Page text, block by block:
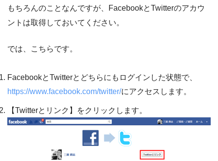
もちろんのことなんですが、FacebookとTwitterのアカウ
ントは取得しておいてください。
では、こちらです。
FacebookとTwitterとどちらにもログインした状態で、
https://www.facebook.com/twitter/にアクセスします。
【Twitterとリンク】をクリックします。